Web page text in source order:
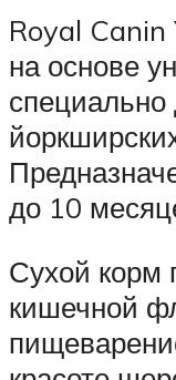
Royal Canin
на основе
до 10
Сухой корм
кишечной